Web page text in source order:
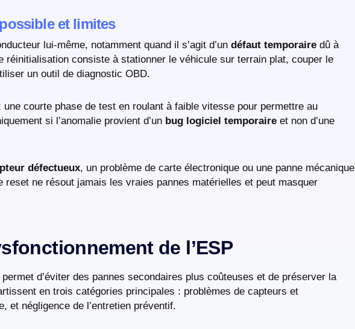
et limites
lui-même, notamment quand il s’agit d’un défaut temporaire dû à
réinitialisation consiste à stationner le véhicule sur terrain plat, couper le
un outil de diagnostic OBD.
courte phase de test en roulant à faible vitesse pour permettre au
si l’anomalie provient d’un bug logiciel temporaire et non d’une
défectueux, un problème de carte électronique ou une panne mécanique
reset ne résout jamais les vraies pannes matérielles et peut masquer
de l’ESP
permet d’éviter des pannes secondaires plus coûteuses et de préserver la
en trois catégories principales : problèmes de capteurs et
et négligence de l’entretien préventif.